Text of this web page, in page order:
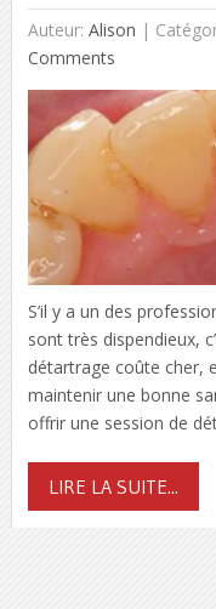
Auteur: Alison |
Comments
S’il y a un des
sont très dispendieux,
détartrage coûte cher,
maintenir une bonne
offrir une session de
LIRE LA SUITE...